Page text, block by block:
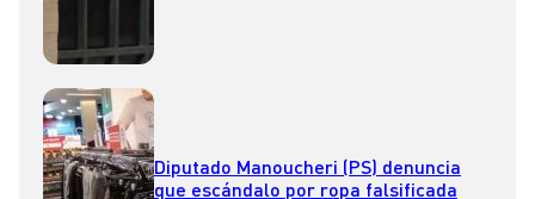
Diputado Manoucheri (PS) denuncia
que escándalo por ropa falsificada